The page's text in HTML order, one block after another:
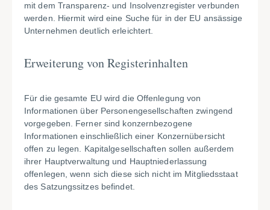
mit dem Transparenz- und Insolvenzregister verbunden
werden. Hiermit wird eine Suche für in der EU ansässige
Unternehmen deutlich erleichtert.
Erweiterung von Registerinhalten
Für die gesamte EU wird die Offenlegung von
Informationen über Personengesellschaften zwingend
vorgegeben. Ferner sind konzernbezogene
Informationen einschließlich einer Konzernübersicht
offen zu legen. Kapitalgesellschaften sollen außerdem
ihrer Hauptverwaltung und Hauptniederlassung
offenlegen, wenn sich diese sich nicht im Mitgliedsstaat
des Satzungssitzes befindet.